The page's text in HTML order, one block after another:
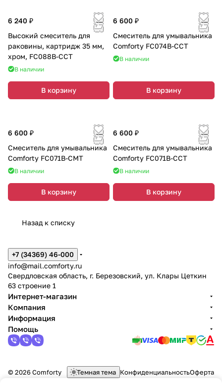
6 240 ₽
Высокий смеситель для
раковины, картридж 35 мм,
хром, FC088B-CCT
В наличии
В корзину
6 600 ₽
Смеситель для умывальника
Comforty FC074B-CCT
В наличии
В корзину
6 600 ₽
Смеситель для умывальника
Comforty FC071B-CMT
В наличии
В корзину
6 600 ₽
Смеситель для умывальника
Comforty FC071B-CCT
В наличии
В корзину
Назад к списку
+7 (34369) 46-000
info@mail.comforty.ru
Свердловская область, г. Березовский, ул. Клары Цеткин
63 строение 1
Интернет-магазин
Компания
Информация
Помощь
© 2026 Comforty Темная тема КонфиденциальностьОферта